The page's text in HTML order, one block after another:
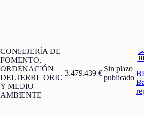
CONSEJERÍA DE
FOMENTO,
ORDENACIÓN
DELTERRITORIO
Y MEDIO
AMBIENTE
3.479.439 €
Sin plazo
publicado